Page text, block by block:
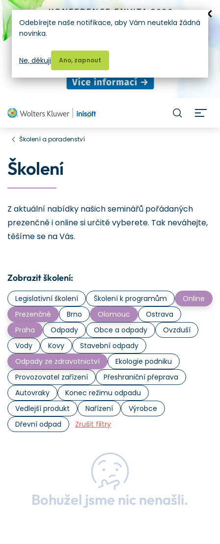
Školení a poradenství
Školení
Z aktuální nabídky našich seminářů pořádaných
prezenčně i online si určitě vyberete. Tak neváhejte,
těšíme se na Vás.
Zobrazit školení:
Legislativní školení Školení k programům
Online
Prezenčně
Brno Olomouc
Ostrava
Praha
Odpady Obce a odpady
Ovzduší
Vody
Kovy
Stavební odpady
Odpady ze zdravotnictví
Ekologie podniku
Provozovatel zařízení
Přeshraniční přeprava
Autovraky
Konec režimu odpadu
Vedlejší produkt
Nařízení
Výrobce
Dřevní odpad
Zrušit filtry
Bohužel jsme nic nenašli.
Odebírejte naše notifikace, aby Vám neutekla žádná
novinka.
Ano, zapnout
Ne, děkuji